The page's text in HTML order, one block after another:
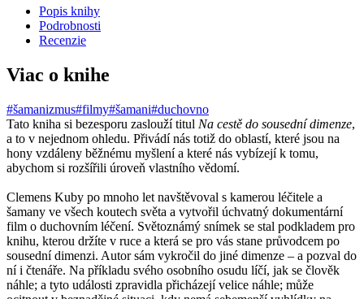
Popis knihy
Podrobnosti
Recenzie
Viac o knihe
#šamanizmus#filmy#šamani#duchovno
Tato kniha si bezesporu zaslouží titul Na cestě do sousední dimenze,
a to v nejednom ohledu. Přivádí nás totiž do oblastí, které jsou na
hony vzdáleny běžnému myšlení a které nás vybízejí k tomu,
abychom si rozšířili úroveň vlastního vědomí.
Clemens Kuby po mnoho let navštěvoval s kamerou léčitele a
šamany ve všech koutech světa a vytvořil úchvatný dokumentární
film o duchovním léčení. Světoznámý snímek se stal podkladem pro
knihu, kterou držíte v ruce a která se pro vás stane průvodcem po
sousední dimenzi. Autor sám vykročil do jiné dimenze – a pozval do
ní i čtenáře. Na příkladu svého osobního osudu líčí, jak se člověk
náhle; a tyto události zpravidla přicházejí velice náhle; může